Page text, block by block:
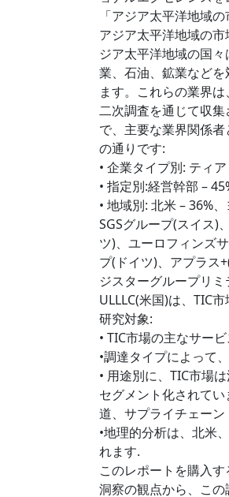
「アジア太平洋地域
アジア太平洋地域の
ジア太平洋地域の国
業、石油、鉱業など
ます。これらの業界
二次調査を通じて収
で、主要な業界関係
の通りです:
• 企業タイプ別: ティ
• 指定別:経営幹部 –
• 地域別: 北米 – 36%
SGSグループ(スイス)
ツ)、ユーロフィンズ
プ(ドイツ)、アプラス
ジスターグループリ
ULLLC(米国)は、TIC
研究対象:
• TIC市場の主なサー
•調達タイプによって
• 用途別に、TIC市場
セグメント化されて
道、サプライチェー
•地理的分析は、北米
れます.
このレポートを購入す
洞察の観点から、こ